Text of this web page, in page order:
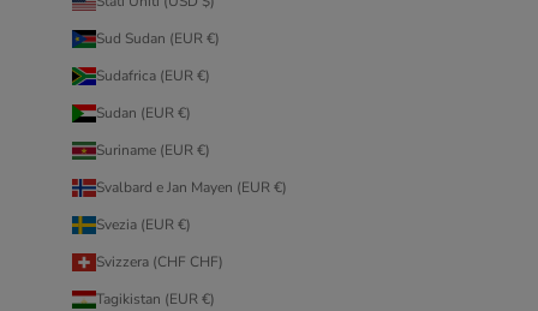
Sud Sudan (EUR €)
Sudafrica (EUR €)
Sudan (EUR €)
Suriname (EUR €)
Svalbard e Jan Mayen (EUR €)
Svezia (EUR €)
Svizzera (CHF CHF)
Tagikistan (EUR €)